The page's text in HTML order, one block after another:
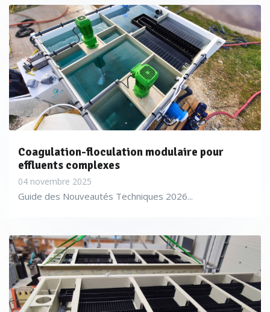
Coagulation-floculation modulaire pour
effluents complexes
04 novembre 2025
Guide des Nouveautés Techniques 2026...